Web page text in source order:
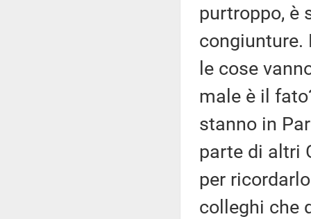
purtroppo, è
congiunture.
le cose
male è il
stanno in
parte di altri
per
colleghi che